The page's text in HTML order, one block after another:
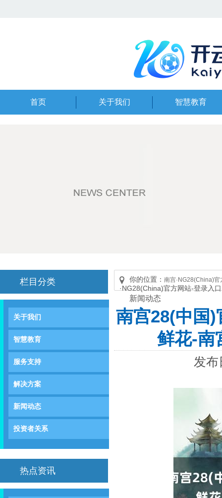
首页 关于我们 智慧教育
栏目分类
关于我们
智慧教育
服务支持
解决方案
新闻动态
投资者关系
热点资讯
你的位置： 南宫·NG28(China)
·NG28(China)官方网站-登录入口
新闻动态
南宫28(中
鲜花-南
发